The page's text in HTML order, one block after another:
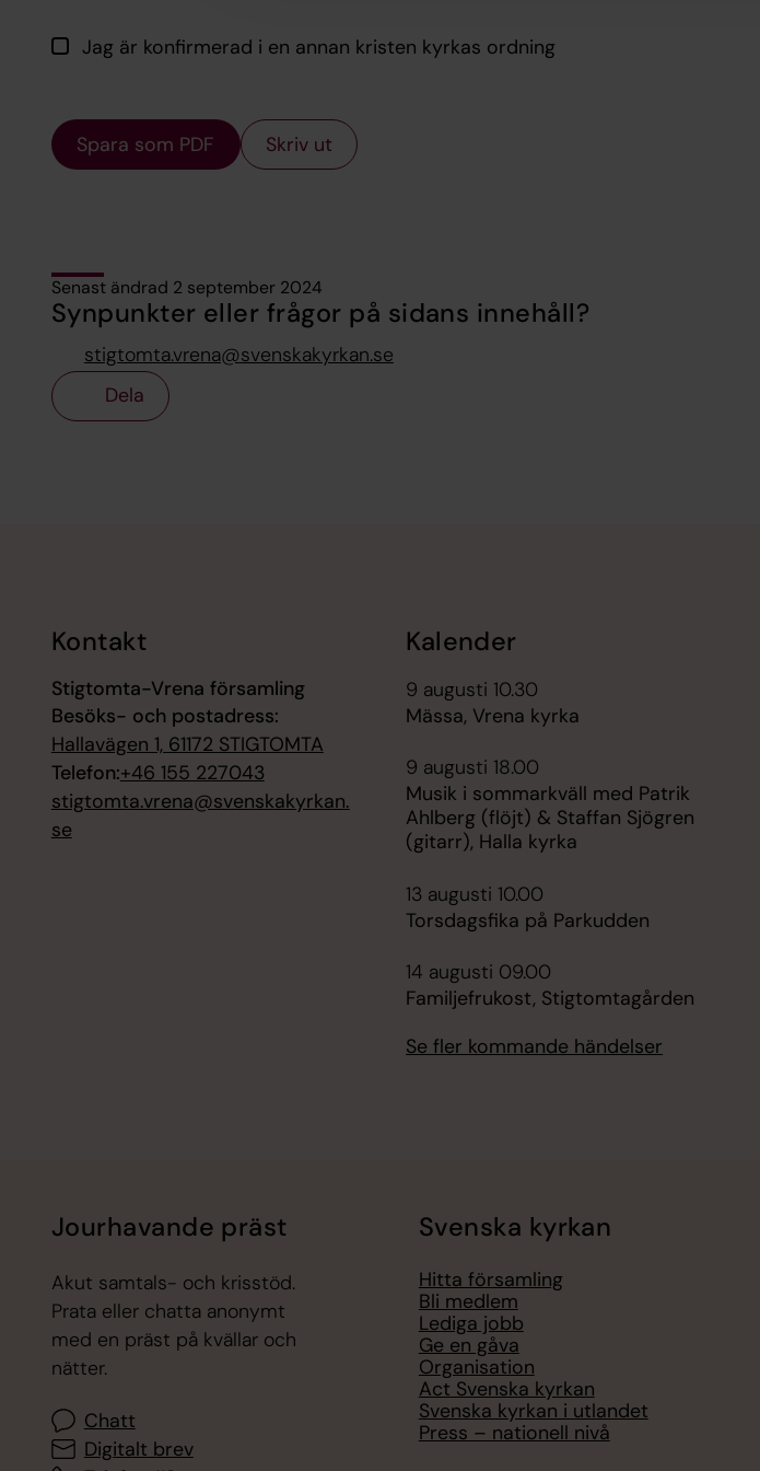
Jag är konfirmerad i en annan kristen kyrkas ordning
Spara som PDF Skriv ut
Senast ändrad 2 september 2024
Synpunkter eller frågor på sidans innehåll?
stigtomta.vrena@svenskakyrkan.se
Dela
Kontakt
Stigtomta-Vrena församling
Besöks- och postadress:
Hallavägen 1, 61172 STIGTOMTA
Telefon:+46 155 227043
stigtomta.vrena@svenskakyrkan.
se
Kalender
9 augusti 10.30
Mässa, Vrena kyrka
9 augusti 18.00
Musik i sommarkväll med Patrik
Ahlberg (flöjt) & Staffan Sjögren
(gitarr), Halla kyrka
13 augusti 10.00
Torsdagsfika på Parkudden
14 augusti 09.00
Familjefrukost, Stigtomtagården
Se fler kommande händelser
Jourhavande präst
Akut samtals- och krisstöd.
Prata eller chatta anonymt
med en präst på kvällar och
nätter.
Chatt
Digitalt brev
Svenska kyrkan
Hitta församling
Bli medlem
Lediga jobb
Ge en gåva
Organisation
Act Svenska kyrkan
Svenska kyrkan i utlandet
Press – nationell nivå